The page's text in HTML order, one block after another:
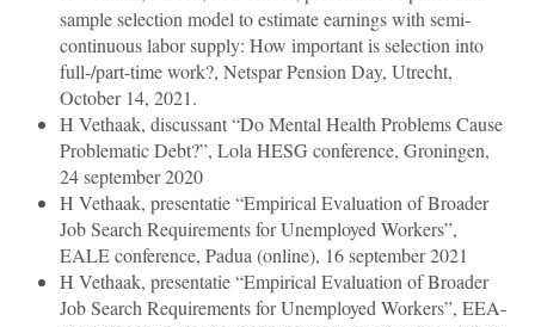
sample selection model to estimate earnings with semi-
continuous labor supply: How important is selection into
full-/part-time work?, Netspar Pension Day, Utrecht,
October 14, 2021.
H Vethaak, discussant “Do Mental Health Problems Cause
Problematic Debt?”, Lola HESG conference, Groningen,
24 september 2020
H Vethaak, presentatie “Empirical Evaluation of Broader
Job Search Requirements for Unemployed Workers”,
EALE conference, Padua (online), 16 september 2021
H Vethaak, presentatie “Empirical Evaluation of Broader
Job Search Requirements for Unemployed Workers”, EEA-